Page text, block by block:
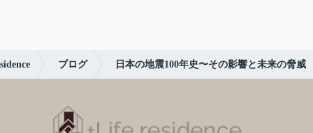
ブログ 日本の地震100年史〜その影響と未来の脅威